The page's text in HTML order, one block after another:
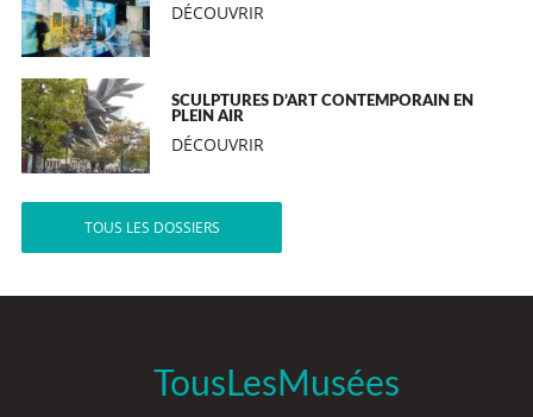
DÉCOUVRIR
SCULPTURES D’ART CONTEMPORAIN EN
PLEIN AIR
DÉCOUVRIR
TOUS LES DOSSIERS
TousLesMusées